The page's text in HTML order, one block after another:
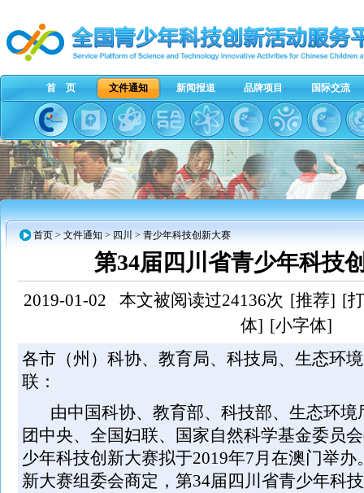
首 页 文件通知 新闻报道 品牌项目 国际交流
首页 > 文件通知 > 四川 > 青少年科技创新大赛
第34届四川省青少年科技
2019-01-02 本文被阅读过24136次 [推荐] [
体] [小字体]
各市（州）科协、教育局、科技局、生态环
联：
由中国科协、教育部、科技部、生态环境
团中央、全国妇联、国家自然科学基金委员
少年科技创新大赛拟于2019年7月在澳门举
新大赛组委会商定，第34届四川省青少年科